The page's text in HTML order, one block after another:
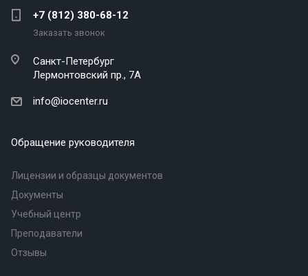
+7 (812) 380-68-12
Заказать звонок
Санкт-Петербург
Лермонтовский пр., 7А
info@iocenter.ru
Обращение руководителя
Лицензии и образцы документов
Документы
Учебный центр
Преподаватели
Отзывы